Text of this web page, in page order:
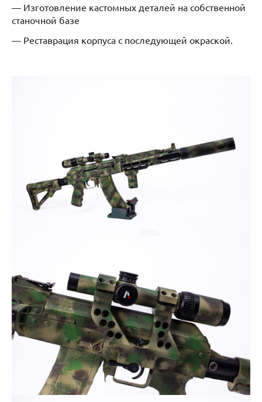
— Изготовление кастомных деталей на собственной
станочной базе
— Реставрация корпуса с последующей окраской.